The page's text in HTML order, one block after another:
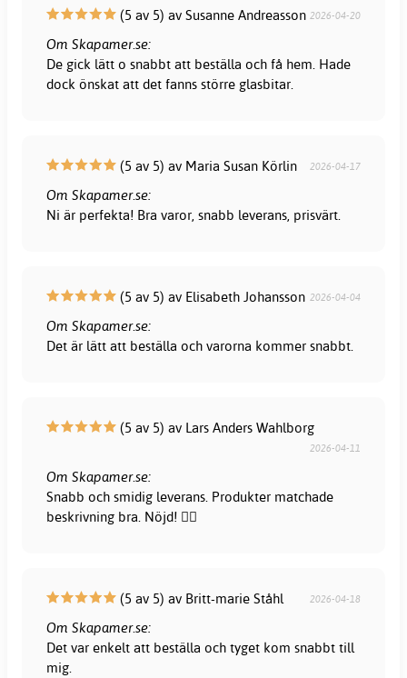
(5 av 5) av Susanne Andreasson 2026-04-20
Om Skapamer.se:
De gick lätt o snabbt att beställa och få hem. Hade
dock önskat att det fanns större glasbitar.
(5 av 5) av Maria Susan Körlin 2026-04-17
Om Skapamer.se:
Ni är perfekta! Bra varor, snabb leverans, prisvärt.
(5 av 5) av Elisabeth Johansson 2026-04-04
Om Skapamer.se:
Det är lätt att beställa och varorna kommer snabbt.
(5 av 5) av Lars Anders Wahlborg
2026-04-11
Om Skapamer.se:
Snabb och smidig leverans. Produkter matchade
beskrivning bra. Nöjd! 👍🏻
(5 av 5) av Britt-marie Ståhl 2026-04-18
Om Skapamer.se:
Det var enkelt att beställa och tyget kom snabbt till
mig.